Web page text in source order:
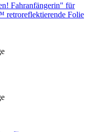
Fahranfängerin" für
Folie